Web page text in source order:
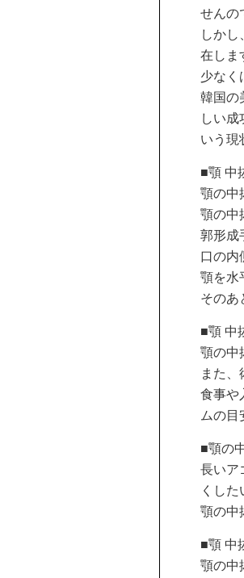
せんの
しか
在しま
少なく
韓国の
しい
いう現
■顎 中
顎の中
顎の中
郭形成
口の内
顎を水
そのあ
■顎 中
顎の中
また、
食事や
ムの目
■顎の
長いア
くした
顎の中
■顎 中
顎の中